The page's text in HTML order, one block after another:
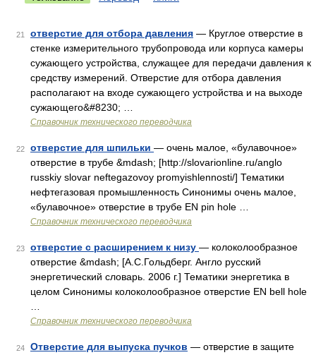
21 отверстие для отбора давления — Круглое отверстие в
стенке измерительного трубопровода или корпуса камеры
сужающего устройства, служащее для передачи давления к
средству измерений. Отверстие для отбора давления
располагают на входе сужающего устройства и на выходе
сужающего&#8230; …
Справочник технического переводчика
22 отверстие для шпильки — очень малое, «булавочное»
отверстие в трубе &mdash; [http://slovarionline.ru/anglo
russkiy slovar neftegazovoy promyishlennosti/] Тематики
нефтегазовая промышленность Синонимы очень малое,
«булавочное» отверстие в трубе EN pin hole …
Справочник технического переводчика
23 отверстие с расширением к низу — колоколообразное
отверстие &mdash; [А.С.Гольдберг. Англо русский
энергетический словарь. 2006 г.] Тематики энергетика в
целом Синонимы колоколообразное отверстие EN bell hole
Справочник технического переводчика
24 Отверстие для выпуска пучков — отверстие в защите